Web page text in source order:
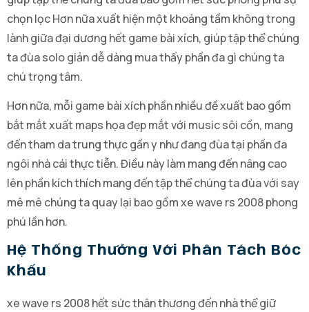
chọn lọc Hơn nữa xuất hiện một khoảng tầm không trong
lành giữa đại dương hết game bài xích, giúp tập thể chúng
ta đùa solo giản dễ dàng mua thấy phần đa gì chúng ta
chú trọng tâm.
Hơn nữa, mỗi game bài xích phần nhiều đề xuất bao gồm
bắt mắt xuất maps họa đẹp mắt với music sôi cồn, mang
đến tham da trung thực gần y như đang đùa tại phần đa
ngôi nhà cái thực tiễn. Điều này làm mang đến nâng cao
lên phần kích thích mang đến tập thể chúng ta đùa với say
mê mê chúng ta quay lại bao gồm xe wave rs 2008 phong
phú lần hơn.
Hệ Thống Thưởng Với Phân Tách Bóc
Khấu
xe wave rs 2008 hết sức thân thương đến nhà thể giữ